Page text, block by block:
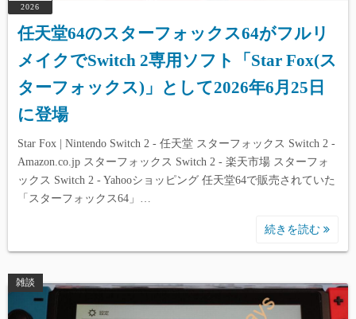
2026
任天堂64のスターフォックス64がフルリ
メイクでSwitch 2専用ソフト「Star Fox(ス
ターフォックス)」として2026年6月25日
に登場
Star Fox | Nintendo Switch 2 - 任天堂 スターフォックス Switch 2 -
Amazon.co.jp スターフォックス Switch 2 - 楽天市場 スターフォ
ックス Switch 2 - Yahooショッピング 任天堂64で販売されていた
「スターフォックス64」…
続きを読む
雑談